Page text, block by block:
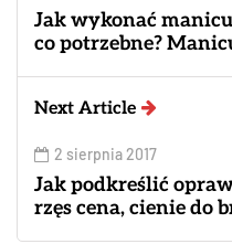
Jak wykonać
co potrzebne?
Next Article
2 sierpnia 2017
Jak podkreślić
rzęs cena, cienie do